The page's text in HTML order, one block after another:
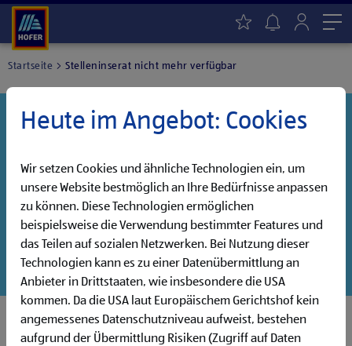
Startseite Stelleninserat nicht mehr verfügbar
haben noch weitere Jobs, die auf dich warten!
Danke für dein Interesse!
Entdecke unsere offenen Jobs oder abonniere deinen
persönlichen Jobalarm:
Jobsuche Jobalarm
Heute im Angebot: Cookies
Wir setzen Cookies und ähnliche Technologien ein, um
unsere Website bestmöglich an Ihre Bedürfnisse anpassen
zu können. Diese Technologien ermöglichen
beispielsweise die Verwendung bestimmter Features und
das Teilen auf sozialen Netzwerken. Bei Nutzung dieser
Technologien kann es zu einer Datenübermittlung an
Anbieter in Drittstaaten, wie insbesondere die USA
kommen. Da die USA laut Europäischem Gerichtshof kein
angemessenes Datenschutzniveau aufweist, bestehen
aufgrund der Übermittlung Risiken (Zugriff auf Daten